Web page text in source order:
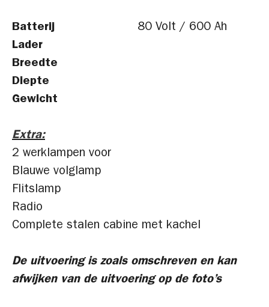
Batterij
80 Volt / 600 Ah
Lader
Breedte
Diepte
Gewicht
Extra:
2 werklampen voor
Blauwe volglamp
Flitslamp
Radio
Complete stalen cabine met kachel
De uitvoering is zoals omschreven en kan
afwijken van de uitvoering op de foto’s